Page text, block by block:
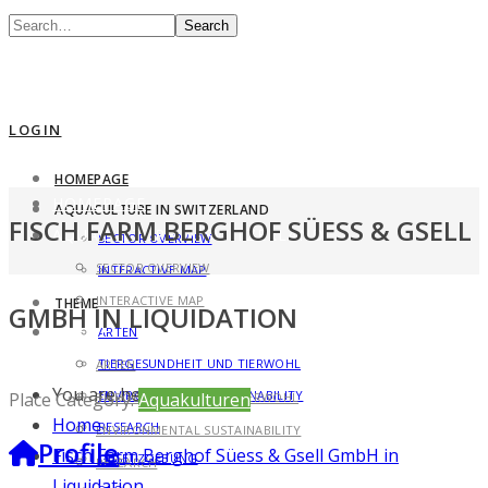
Search
LOGIN
HOMEPAGE
AQUACULTURE IN SWITZERLAND
SECTOR OVERVIEW
INTERACTIVE MAP
THEME
ARTEN
TIERGESUNDHEIT UND TIERWOHL
ENVIRONMENTAL SUSTAINABILITY
RESEARCH
GESETZGEBUNG
HOMEPAGE
AQUACULTURE IN SWITZERLAND
SECTOR OVERVIEW
INTERACTIVE MAP
THEME
ARTEN
TIERGESUNDHEIT UND TIERWOHL
ENVIRONMENTAL SUSTAINABILITY
RESEARCH
FISCH FARM BERGHOF SÜESS & GSELL
GMBH IN LIQUIDATION
You are here:
Home
Fisch Farm Berghof Süess & Gsell GmbH in
Place Category:Aquakulturen
Profile